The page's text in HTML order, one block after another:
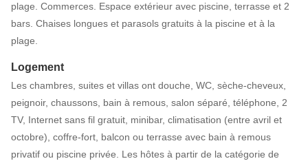
plage. Commerces. Espace extérieur avec piscine, terrasse et 2
bars. Chaises longues et parasols gratuits à la piscine et à la
plage.
Logement
Les chambres, suites et villas ont douche, WC, sèche-cheveux,
peignoir, chaussons, bain à remous, salon séparé, téléphone, 2
TV, Internet sans fil gratuit, minibar, climatisation (entre avril et
octobre), coffre-fort, balcon ou terrasse avec bain à remous
privatif ou piscine privée. Les hôtes à partir de la catégorie de